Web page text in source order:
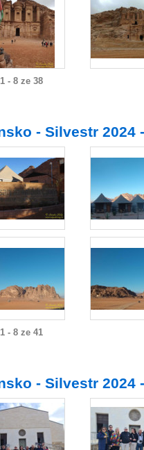
1 - 8 ze 38
- Silvestr 2024
1 - 8 ze 41
- Silvestr 2024